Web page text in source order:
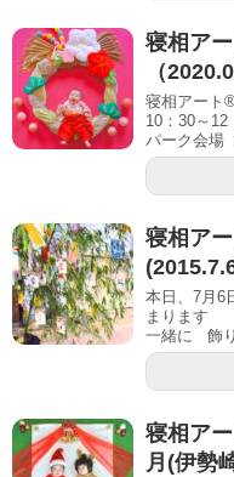
寝相ア
（
寝相アート
10：30～
パーク会場
寝相ア
本日、7月6
まります
一緒に 飾
寝相ア
月(伊勢